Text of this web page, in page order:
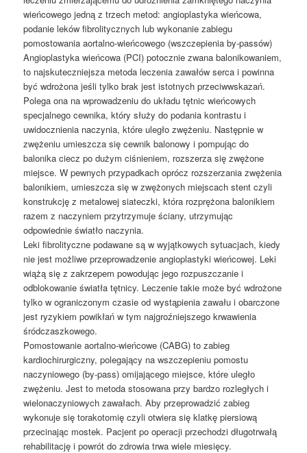
wieńcowego jedną z trzech metod: angioplastyka wieńcowa,
podanie leków fibrolitycznych lub wykonanie zabiegu
pomostowania aortalno-wieńcowego (wszczepienia by-passów)
Angioplastyka wieńcowa (PCI) potocznie zwana balonikowaniem,
to najskuteczniejsza metoda leczenia zawałów serca i powinna
być wdrożona jeśli tylko brak jest istotnych przeciwwskazań.
Polega ona na wprowadzeniu do układu tętnic wieńcowych
specjalnego cewnika, który służy do podania kontrastu i
uwidocznienia naczynia, które uległo zwężeniu. Następnie w
zwężeniu umieszcza się cewnik balonowy i pompując do
balonika ciecz po dużym ciśnieniem, rozszerza się zwężone
miejsce. W pewnych przypadkach oprócz rozszerzania zwężenia
balonikiem, umieszcza się w zwężonych miejscach stent czyli
konstrukcję z metalowej siateczki, która rozprężona balonikiem
razem z naczyniem przytrzymuje ściany, utrzymując
odpowiednie światło naczynia.
Leki fibrolityczne podawane są w wyjątkowych sytuacjach, kiedy
nie jest możliwe przeprowadzenie angioplastyki wieńcowej. Leki
wiążą się z zakrzepem powodując jego rozpuszczanie i
odblokowanie światła tętnicy. Leczenie takie może być wdrożone
tylko w ograniczonym czasie od wystąpienia zawału i obarczone
jest ryzykiem powikłań w tym najgroźniejszego krwawienia
śródczaszkowego.
Pomostowanie aortalno-wieńcowe (CABG) to zabieg
kardiochirurgiczny, polegający na wszczepieniu pomostu
naczyniowego (by-pass) omijającego miejsce, które uległo
zwężeniu. Jest to metoda stosowana przy bardzo rozległych i
wielonaczyniowych zawałach. Aby przeprowadzić zabieg
wykonuje się torakotomię czyli otwiera się klatkę piersiową
przecinając mostek. Pacjent po operacji przechodzi długotrwałą
rehabilitację i powrót do zdrowia trwa wiele miesięcy.